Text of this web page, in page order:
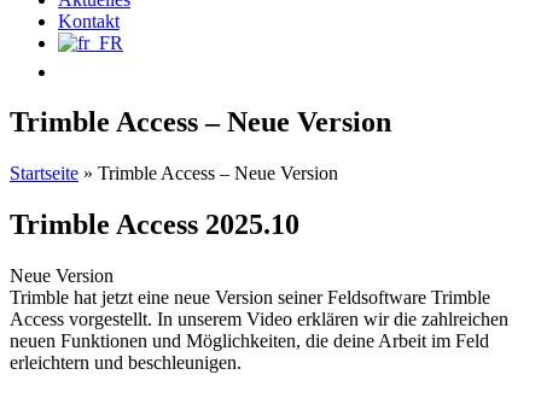
Kontakt
Trimble Access – Neue Version
Startseite » Trimble Access – Neue Version
Trimble Access 2025.10
Neue Version
Trimble hat jetzt eine neue Version seiner Feldsoftware Trimble
Access vorgestellt. In unserem Video erklären wir die zahlreichen
neuen Funktionen und Möglichkeiten, die deine Arbeit im Feld
erleichtern und beschleunigen.